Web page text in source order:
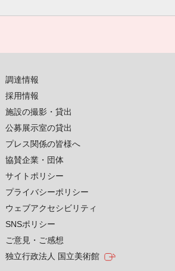
調達情報
採用情報
施設の撮影・貸出
公募展示室の貸出
プレス関係の皆様へ
協賛企業・団体
サイトポリシー
プライバシーポリシー
ウェブアクセシビリティ
SNSポリシー
ご意見・ご感想
独立行政法人 国立美術館